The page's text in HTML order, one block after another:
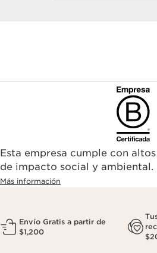
Esta empresa cumple con
de impacto social y ambiental.
Más información
Envío Gratis a partir de
$1,200